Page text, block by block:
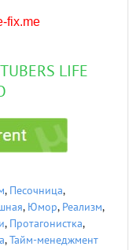
fix.me
LIFE
, Песочница,
, Юмор, Реализм,
, Протагонистка,
,Тайм-менеджмент